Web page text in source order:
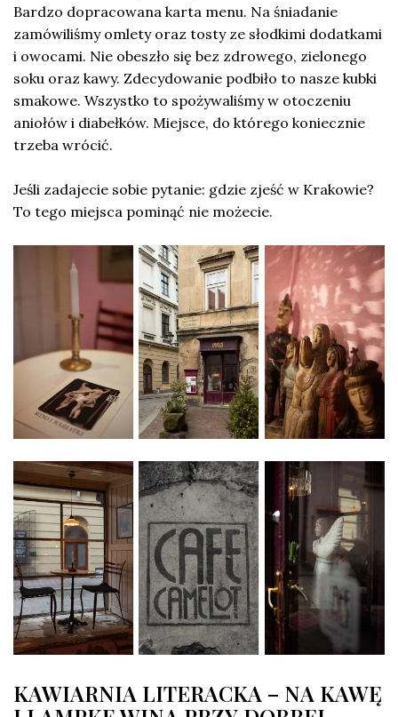
Bardzo dopracowana karta menu. Na śniadanie
zamówiliśmy omlety oraz tosty ze słodkimi dodatkami
i owocami. Nie obeszło się bez zdrowego, zielonego
soku oraz kawy. Zdecydowanie podbiło to nasze kubki
smakowe. Wszystko to spożywaliśmy w otoczeniu
aniołów i diabełków. Miejsce, do którego koniecznie
trzeba wrócić.
Jeśli zadajecie sobie pytanie: gdzie zjeść w Krakowie?
To tego miejsca pominąć nie możecie.
KAWIARNIA LITERACKA – NA KAWĘ